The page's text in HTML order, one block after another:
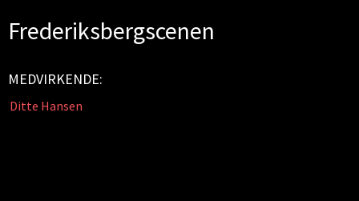
Frederiksbergscenen
MEDVIRKENDE:
Ditte Hansen